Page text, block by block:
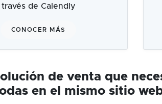
través de Calendly
CONOCER MÁS
de venta que
en el mismo sitio